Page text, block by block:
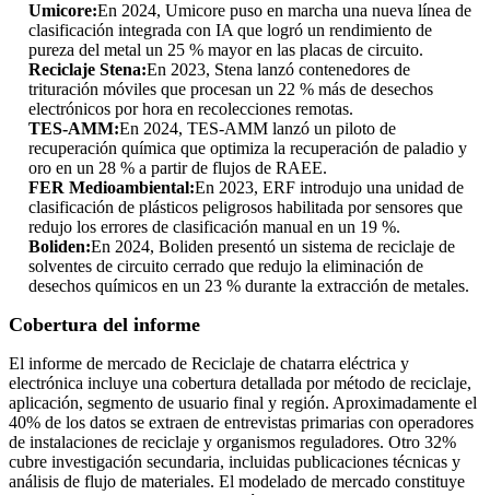
Umicore:En 2024, Umicore puso en marcha una nueva línea de
clasificación integrada con IA que logró un rendimiento de
pureza del metal un 25 % mayor en las placas de circuito.
Reciclaje Stena:En 2023, Stena lanzó contenedores de
trituración móviles que procesan un 22 % más de desechos
electrónicos por hora en recolecciones remotas.
TES-AMM:En 2024, TES-AMM lanzó un piloto de
recuperación química que optimiza la recuperación de paladio y
oro en un 28 % a partir de flujos de RAEE.
FER Medioambiental:En 2023, ERF introdujo una unidad de
clasificación de plásticos peligrosos habilitada por sensores que
redujo los errores de clasificación manual en un 19 %.
Boliden:En 2024, Boliden presentó un sistema de reciclaje de
solventes de circuito cerrado que redujo la eliminación de
desechos químicos en un 23 % durante la extracción de metales.
Cobertura del informe
El informe de mercado de Reciclaje de chatarra eléctrica y
electrónica incluye una cobertura detallada por método de reciclaje,
aplicación, segmento de usuario final y región. Aproximadamente el
40% de los datos se extraen de entrevistas primarias con operadores
de instalaciones de reciclaje y organismos reguladores. Otro 32%
cubre investigación secundaria, incluidas publicaciones técnicas y
análisis de flujo de materiales. El modelado de mercado constituye